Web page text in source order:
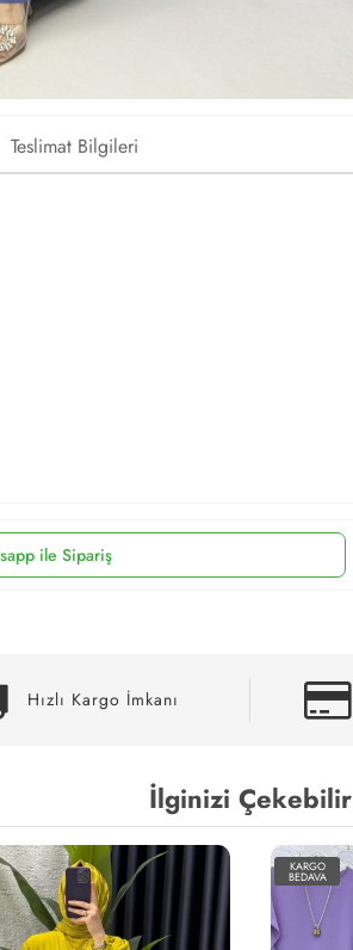
Teslimat Bilgileri
ile Sipariş
Hızlı Kargo İmkanı
İlginizi Çekebilir
KARGO
BEDAVA